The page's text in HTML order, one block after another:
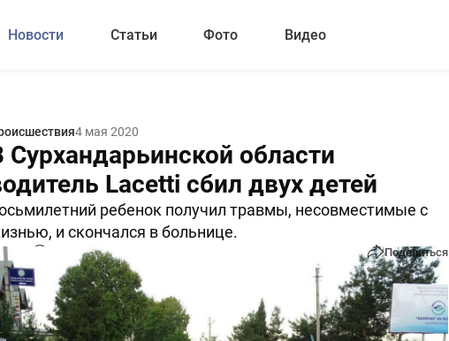
Новости Статьи Фото Видео
4 мая 2020
Сурхандарьинской области
Lacetti сбил двух детей
ребенок получил травмы, несовместимые с
и скончался в больнице.
9233 Поделиться